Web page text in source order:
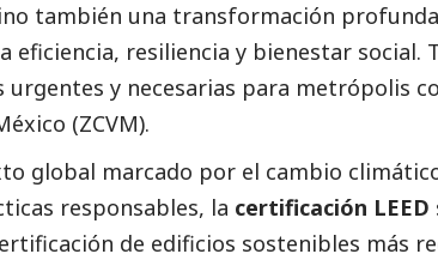
también una transformación
eficiencia, resiliencia y bienestar social.
urgentes y necesarias para metrópolis
(ZCVM).
global marcado por el cambio
responsables, la certificación LEED
de edificios sostenibles más